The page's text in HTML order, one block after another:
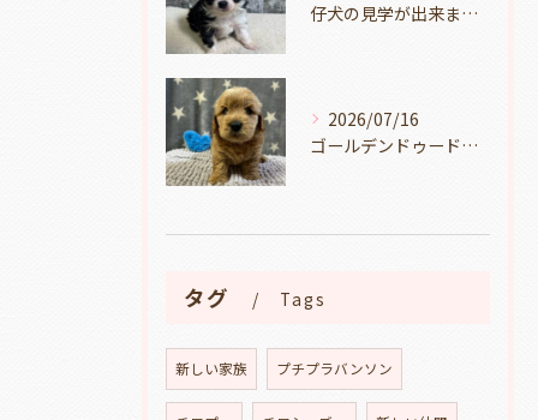
仔犬の見学が出来ます🐶岐阜県養老町のブリーダーワンダフルパピーです。
2026/07/16
ゴールデンドゥードルの仔犬の見学が出来ます🐶🐶🐶岐阜県養老町のブリーダーワンダフルパピーです。
タグ Tags
新しい家族 プチプラバンソン